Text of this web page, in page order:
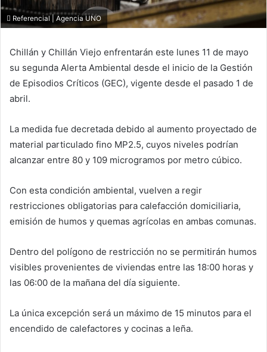
Referencial | Agencia UNO
Chillán y Chillán Viejo enfrentarán este lunes 11 de mayo
su segunda Alerta Ambiental desde el inicio de la Gestión
de Episodios Críticos (GEC), vigente desde el pasado 1 de
abril.
La medida fue decretada debido al aumento proyectado de
material particulado fino MP2.5, cuyos niveles podrían
alcanzar entre 80 y 109 microgramos por metro cúbico.
Con esta condición ambiental, vuelven a regir
restricciones obligatorias para calefacción domiciliaria,
emisión de humos y quemas agrícolas en ambas comunas.
Dentro del polígono de restricción no se permitirán humos
visibles provenientes de viviendas entre las 18:00 horas y
las 06:00 de la mañana del día siguiente.
La única excepción será un máximo de 15 minutos para el
encendido de calefactores y cocinas a leña.